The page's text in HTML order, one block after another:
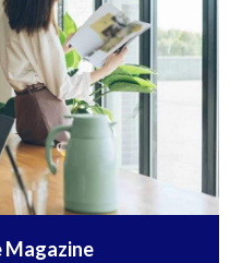
Magazine